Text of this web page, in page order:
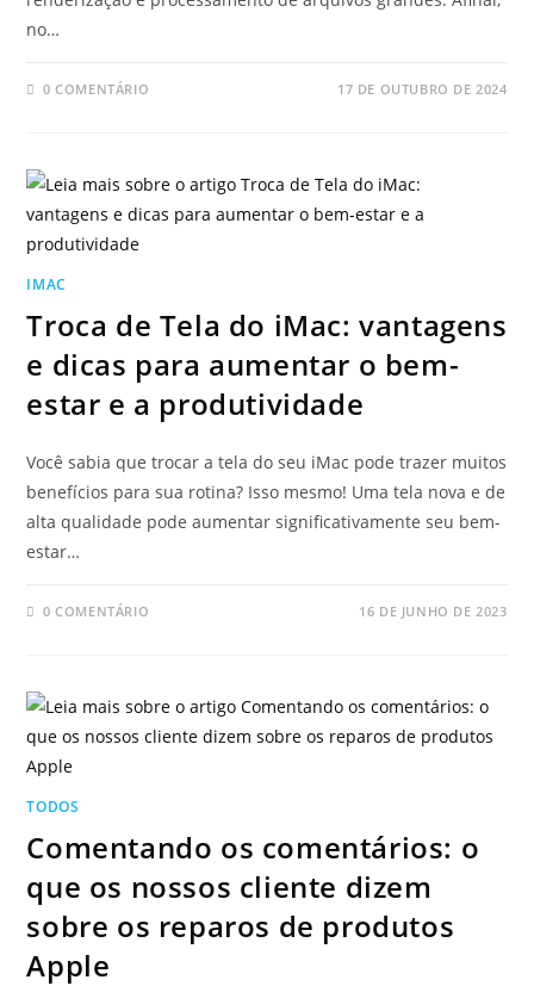
no…
0 COMENTÁRIO 17 DE OUTUBRO DE 2024
IMAC
Troca de Tela do iMac: vantagens
e dicas para aumentar o bem-
estar e a produtividade
Você sabia que trocar a tela do seu iMac pode trazer muitos
benefícios para sua rotina? Isso mesmo! Uma tela nova e de
alta qualidade pode aumentar significativamente seu bem-
estar…
0 COMENTÁRIO 16 DE JUNHO DE 2023
TODOS
Comentando os comentários: o
que os nossos cliente dizem
sobre os reparos de produtos
Apple